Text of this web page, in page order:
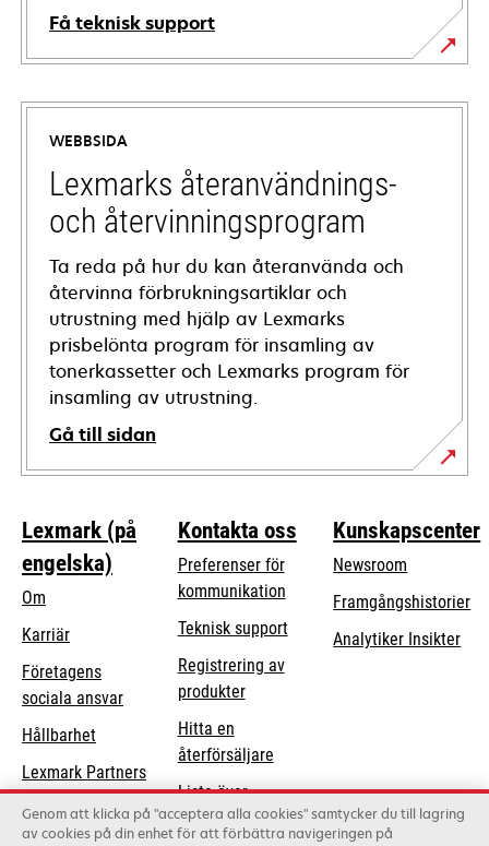
Få teknisk support
opens
in
new
tab
WEBBSIDA
Lexmarks återanvändnings-
och återvinningsprogram
Ta reda på hur du kan återanvända och
återvinna förbrukningsartiklar och
utrustning med hjälp av Lexmarks
prisbelönta program för insamling av
tonerkassetter och Lexmarks program för
insamling av utrustning.
Gå till sidan
Lexmark (på
engelska)
Om
Karriär
Företagens
sociala ansvaropens
new
Hållbarhet
Lexmark Partners
Kontakta oss
Preferenser för
kommunikation
Teknisk supportopens
Registrering av
produkter
Hitta en
återförsäljare
Lista över
grossister
Kunskapscenter
Newsroom
Framgångshistorier
Analytiker Insikter
Genom att klicka på "acceptera alla cookies" samtycker du till lagring
av cookies på din enhet för att förbättra navigeringen på